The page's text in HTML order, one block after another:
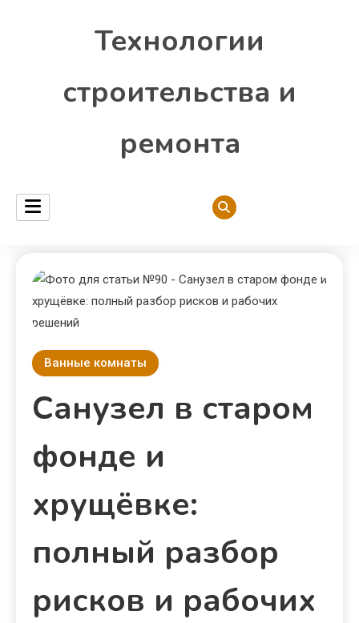
Технологии
строительства и
ремонта
Ванные комнаты
Санузел в старом
фонде и
хрущёвке:
полный разбор
рисков и рабочих